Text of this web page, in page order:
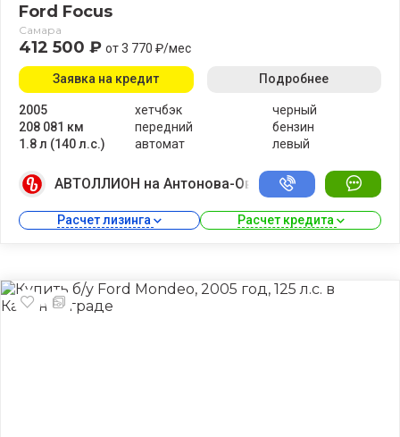
Ford Focus
Самара
412 500 ₽ от 3 770 ₽/мес
2005
208 081 км
1.8 л (140 л.с.)
хетчбэк
передний
автомат
черный
бензин
левый
Заявка на кредит Подробнее
АВТОЛЛИОН на Антонова-Овсеенко
Расчет лизинга Расчет кредита